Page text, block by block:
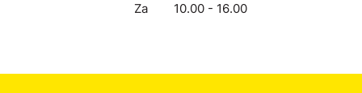
Za
10.00 - 16.00